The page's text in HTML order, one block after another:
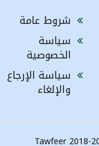
شروط عامة
سياسة
الخصوصية
سياسة الإرجاع
والإلغاء
Tawfeer 2018-